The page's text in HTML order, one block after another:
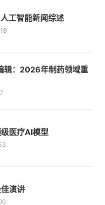
工智能新闻综述
辑：2026年制药领域重
医疗AI模型
演讲